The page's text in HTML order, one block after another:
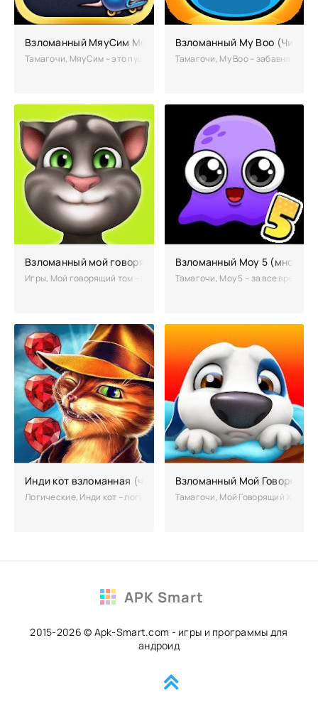
Взломанный МяуСим Мод бесконечные деньги
Тамагочи, МяуСим – это пушистый тамагочи с острыми коготками и
Взломанный My Boo (Чит на
Тамагочи, My Boo – забавная
Взломанный мой говорящий том (чит много денег)
Игры, Мой говорящий том – игра, которая произвела фурор среди
Взломанный Moy 5 (много
Тамагочи, Moy 5 – за все время
Инди кот взломанная (чит на бантики)
Логические, Инди кот – логическая игрушка, которая позволит
Взломанный Мой Говорящий
Тамагочи, Мой Говорящий Хэнк –
APK Smart
2015-2026 © Apk-Smart.com - игры и программы для
андроид